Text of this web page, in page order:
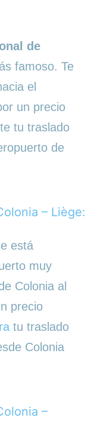
de
famoso. Te
el
un precio
tu traslado
de
– Liège:
está
muy
Colonia al
precio
tu traslado
Colonia
–